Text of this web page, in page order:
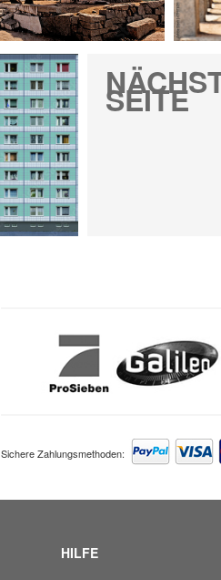
SEITE
Sichere Zahlungsmethoden:
HILFE